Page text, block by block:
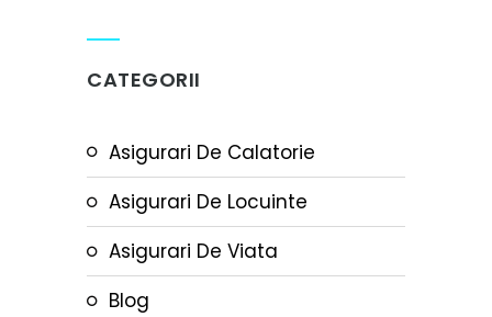
CATEGORII
Asigurari De Calatorie
Asigurari De Locuinte
Asigurari De Viata
Blog